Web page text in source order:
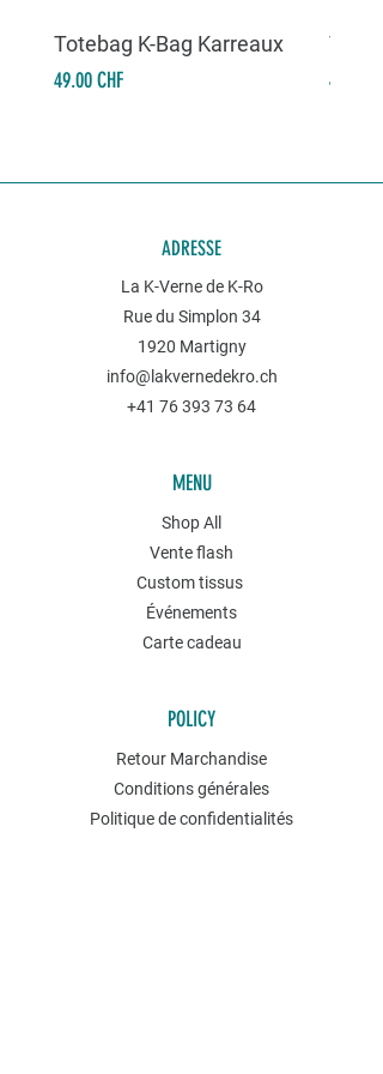
Totebag K-Bag Karreaux
Prix
49.00 CHF Prix
49.00
ADRESSE
La K-Verne de K-Ro
Rue du Simplon 34
1920 Martigny
info@lakvernedekro.ch
+41 76 393 73 64
MENU
Shop All
Vente flash
Custom tissus
Événements
Carte cadeau
POLICY
Retour Marchandise
Conditions générales
Politique de confidentialités